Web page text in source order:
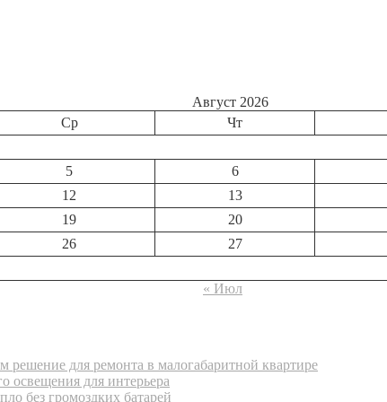
Август 2026
Ср Чт
5 6
12 13
19 20
26 27
« Июл
для ремонта в малогабаритной квартире
освещения для интерьера
без громоздких батарей